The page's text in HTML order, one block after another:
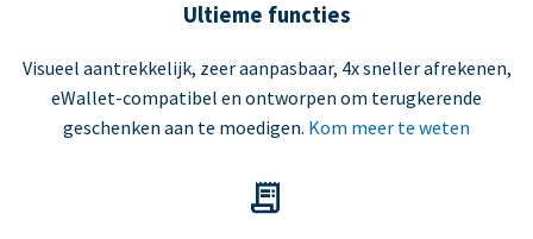
Ultieme functies
Visueel aantrekkelijk, zeer aanpasbaar, 4x sneller afrekenen,
eWallet-compatibel en ontworpen om terugkerende
geschenken aan te moedigen. Kom meer te weten